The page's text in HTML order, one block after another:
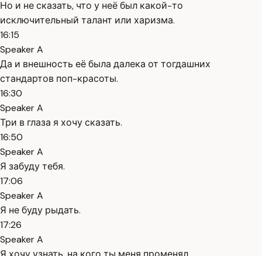
Но и не сказать, что у неё был какой-то
исключительный талант или харизма.
16:15
Speaker A
Да и внешность её была далека от тогдашних
стандартов поп-красоты.
16:30
Speaker A
Три в глаза я хочу сказать.
16:50
Speaker A
Я забуду тебя.
17:06
Speaker A
Я не буду рыдать.
17:26
Speaker A